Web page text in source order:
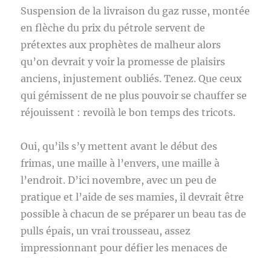
Suspension de la livraison du gaz russe, montée
en flèche du prix du pétrole servent de
prétextes aux prophètes de malheur alors
qu’on devrait y voir la promesse de plaisirs
anciens, injustement oubliés. Tenez. Que ceux
qui gémissent de ne plus pouvoir se chauffer se
réjouissent : revoilà le bon temps des tricots.
Oui, qu’ils s’y mettent avant le début des
frimas, une maille à l’envers, une maille à
l’endroit. D’ici novembre, avec un peu de
pratique et l’aide de ses mamies, il devrait être
possible à chacun de se préparer un beau tas de
pulls épais, un vrai trousseau, assez
impressionnant pour défier les menaces de